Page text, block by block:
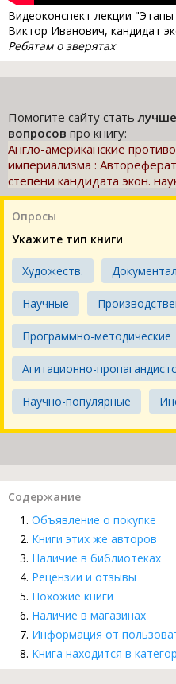
Видеоконспект лекции
Виктор Иванович, кандидат
Ребятам о зверятах
Помогите сайту статьлучше
вопросов про книгу:
Англо-американские
империализма :
степени кандидата экон.
Опросы
Укажите тип книги
Художеств.
Научные
Программно-методические
Агитационно-
Научно-популярные
Содержание
Объявление о покупке
Книги этих же авторов
Наличие в библиотеках
Рецензии и отзывы
Похожие книги
Наличие в магазинах
Информация от
Книга находится в